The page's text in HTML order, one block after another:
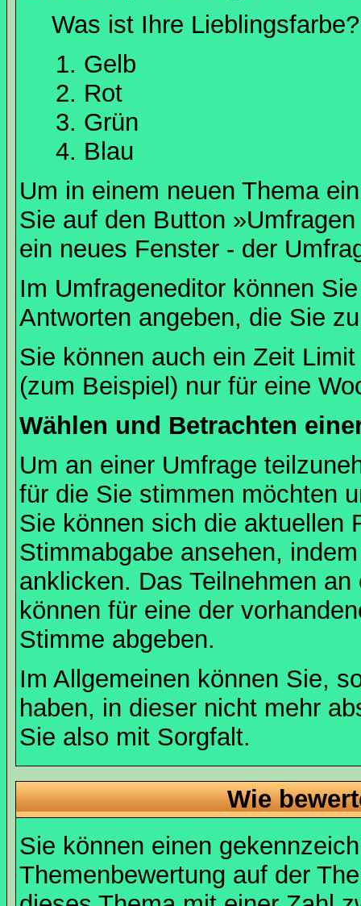
Was ist Ihre Lieblingsfarbe?
Gelb
Rot
Grün
Blau
Um in einem neuen Thema
Sie auf den Button
ein neues Fenster - der
Im Umfrageneditor können
Antworten angeben, die Sie
Sie können auch ein Zeit
(zum Beispiel) nur für eine
Wählen und Betrachten
Um an einer Umfrage
für die Sie stimmen möchten
Sie können sich die aktuellen
Stimmabgabe ansehen,
anklicken. Das Teilnehmen
können für eine der
Stimme abgeben.
Im Allgemeinen können Sie,
haben, in dieser nicht mehr
Sie also mit Sorgfalt.
Wie
Sie können einen
Themenbewertung auf der